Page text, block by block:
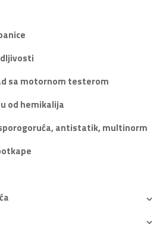
sa motornom testerom
od hemikalija
antistatik, multinorm